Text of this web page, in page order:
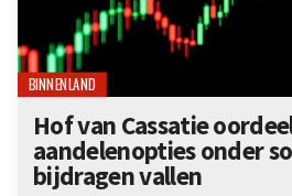
BINNENLAND
Hof van Cassatie
aandelenopties onder
bijdragen vallen